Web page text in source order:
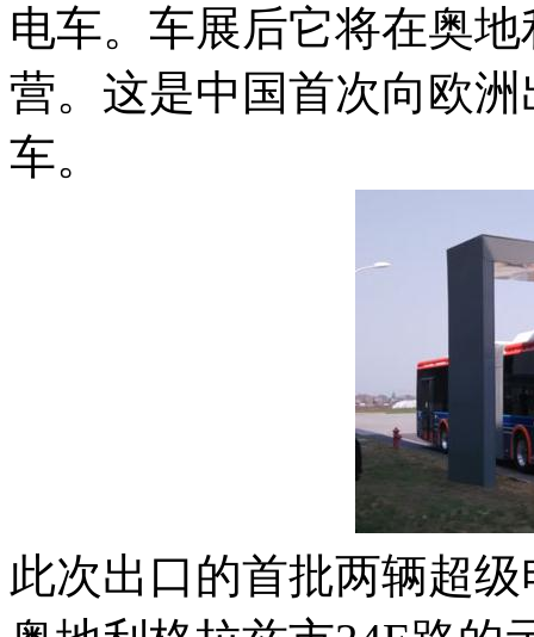
电车。车展后它将在奥
营。这是中国首次向欧
车。
此次出口的首批两辆超